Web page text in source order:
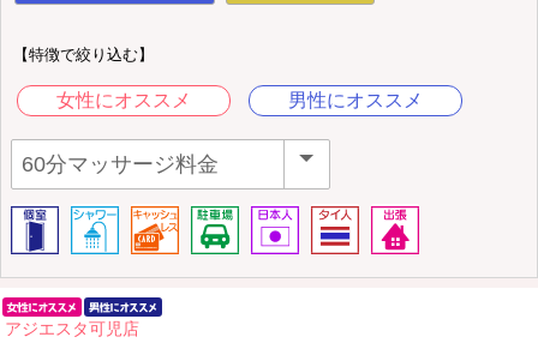
【特徴で絞り込む】
女性にオススメ 男性にオススメ
アジエスタ可児店